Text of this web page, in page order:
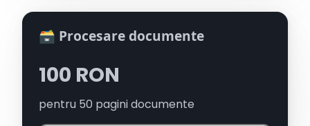
🗃️ Procesare documente
100 RON
pentru 50 pagini documente